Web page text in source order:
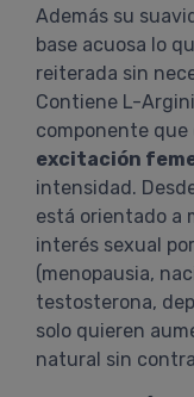
Además su
base acuosa lo
reiterada sin
Contiene L-
componente que
excitación
intensidad.
está orientado a
interés sexual
(menopausia,
testosterona,
solo quieren
natural sin